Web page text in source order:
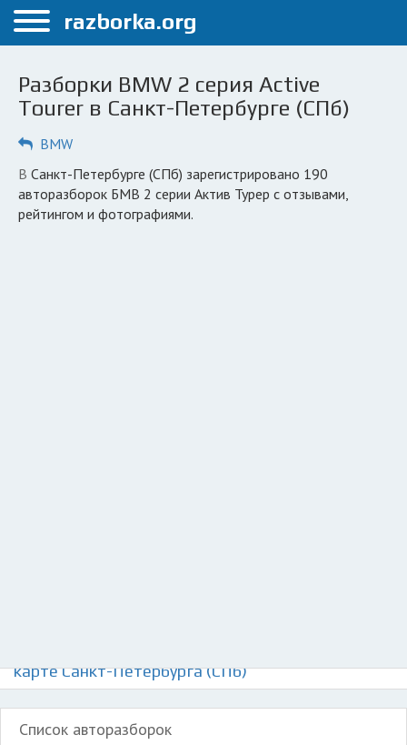
Меню
Санкт-Петербург
Автосервисы
Разборки BMW 2 серия Active
Tourer в Санкт-Петербурге (СПб)
BMW
в Санкт-Петербурге (СПб) зарегистрировано 190
авторазборок БМВ 2 серии Актив Турер с отзывами,
рейтингом и фотографиями.
карте Санкт-Петербурга (СПб)
Список авторазборок
razborka.org